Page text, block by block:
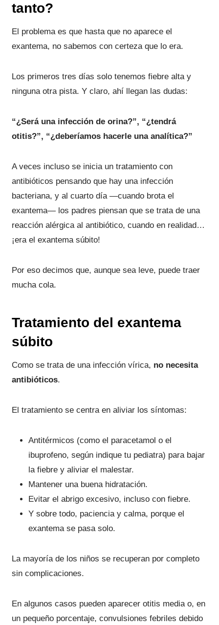
tanto?
El problema es que hasta que no aparece el
exantema, no sabemos con certeza que lo era.
Los primeros tres días solo tenemos fiebre alta y
ninguna otra pista. Y claro, ahí llegan las dudas:
“¿Será una infección de orina?”, “¿tendrá
otitis?”, “¿deberíamos hacerle una analítica?”
A veces incluso se inicia un tratamiento con
antibióticos pensando que hay una infección
bacteriana, y al cuarto día —cuando brota el
exantema— los padres piensan que se trata de una
reacción alérgica al antibiótico, cuando en realidad…
¡era el exantema súbito!
Por eso decimos que, aunque sea leve, puede traer
mucha cola.
Tratamiento del exantema
súbito
Como se trata de una infección vírica, no necesita
antibióticos.
El tratamiento se centra en aliviar los síntomas:
Antitérmicos (como el paracetamol o el
ibuprofeno, según indique tu pediatra) para bajar
la fiebre y aliviar el malestar.
Mantener una buena hidratación.
Evitar el abrigo excesivo, incluso con fiebre.
Y sobre todo, paciencia y calma, porque el
exantema se pasa solo.
La mayoría de los niños se recuperan por completo
sin complicaciones.
En algunos casos pueden aparecer otitis media o, en
un pequeño porcentaje, convulsiones febriles debido